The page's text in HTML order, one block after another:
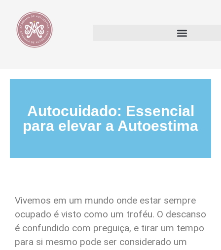
Autocuidado: Essencial
para elevar a Autoestima
Vivemos em um mundo onde estar sempre
ocupado é visto como um troféu. O descanso
é confundido com preguiça, e tirar um tempo
para si mesmo pode ser considerado um